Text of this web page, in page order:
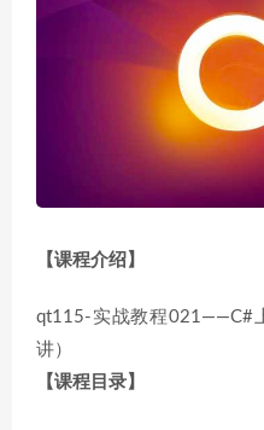
【课程介绍】
qt115-实战教程021——C#
讲）
【课程目录】